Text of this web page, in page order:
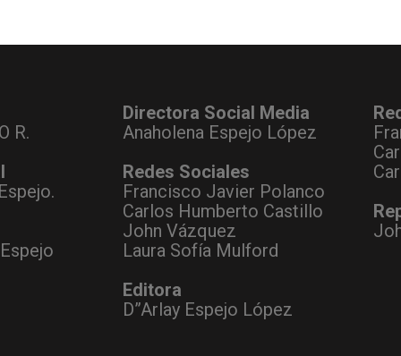
R.
Directora Social Media
Anaholena Espejo López
Redes Sociales
Francisco Javier Polanco
Carlos Humberto Castillo
John Vázquez
Laura Sofía Mulford
Editora
D”Arlay Espejo López